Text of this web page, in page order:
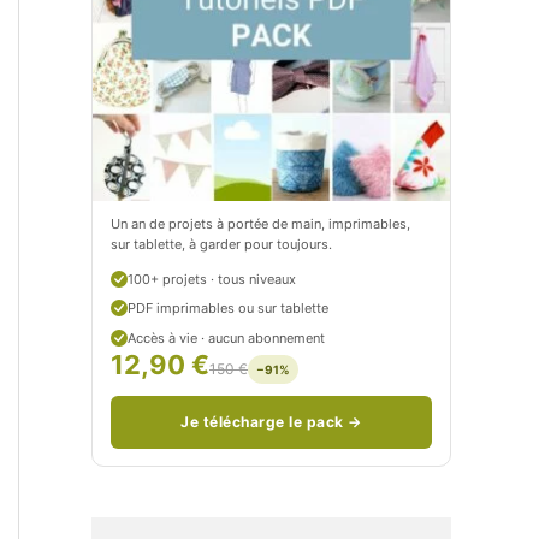
t
i
t
C
i
t
r
n
/
t
i
t
c
i
t
o
n
c
o
Un an de projets à portée de main, imprimables,
sur tablette, à garder pour toujours.
100+ projets · tous niveaux
PDF imprimables ou sur tablette
Accès à vie · aucun abonnement
12,90 €150 € −91%
Je télécharge le pack →